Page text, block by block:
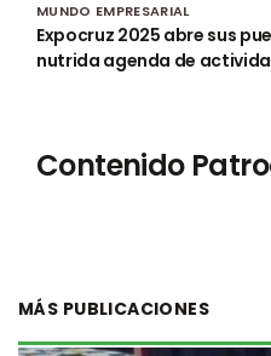
MUNDO EMPRESARIAL
Expocruz 2025 abre sus
nutrida agenda de
Contenido
MÁS PUBLICACIONES